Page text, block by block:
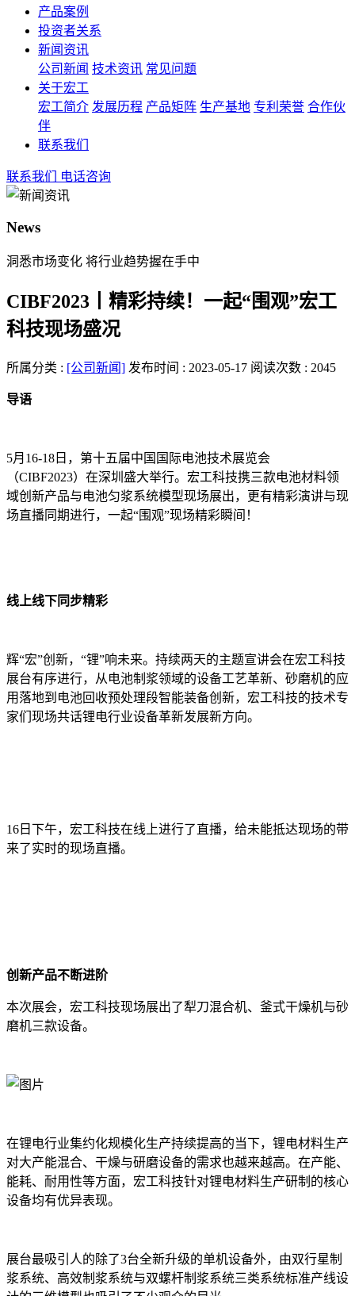
产品案例
投资者关系
新闻资讯
公司新闻 技术资讯 常见问题
关于宏工
宏工简介 发展历程 产品矩阵 生产基地 专利荣誉 合作伙
伴
联系我们
联系我们 电话咨询
News
洞悉市场变化 将行业趋势握在手中
CIBF2023丨精彩持续！一起“围观”宏工
科技现场盛况
所属分类 : [公司新闻] 发布时间 : 2023-05-17 阅读次数 : 2045
导语
5月16-18日，第十五届中国国际电池技术展览会
（CIBF2023）在深圳盛大举行。宏工科技携三款电池材料领
域创新产品与电池匀浆系统模型现场展出，更有精彩演讲与现
场直播同期进行，一起“围观”现场精彩瞬间！
线上线下同步精彩
辉“宏”创新，“锂”响未来。持续两天的主题宣讲会在宏工科技
展台有序进行，从电池制浆领域的设备工艺革新、砂磨机的应
用落地到电池回收预处理段智能装备创新，宏工科技的技术专
家们现场共话锂电行业设备革新发展新方向。
16日下午，宏工科技在线上进行了直播，给未能抵达现场的带
来了实时的现场直播。
创新产品不断进阶
本次展会，宏工科技现场展出了犁刀混合机、釜式干燥机与砂
磨机三款设备。
在锂电行业集约化规模化生产持续提高的当下，锂电材料生产
对大产能混合、干燥与研磨设备的需求也越来越高。在产能、
能耗、耐用性等方面，宏工科技针对锂电材料生产研制的核心
设备均有优异表现。
展台最吸引人的除了3台全新升级的单机设备外，由双行星制
浆系统、高效制浆系统与双螺杆制浆系统三类系统标准产线设